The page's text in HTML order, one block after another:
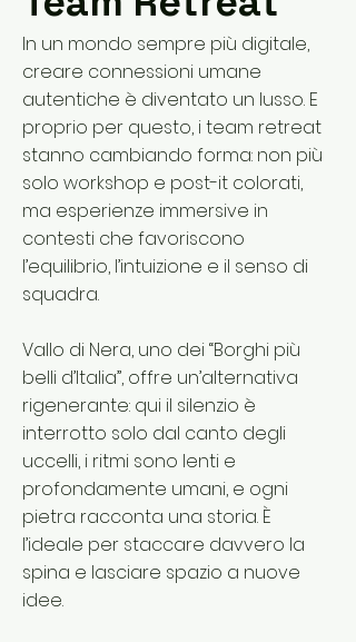
In un mondo sempre più digitale,
creare connessioni umane
autentiche è diventato un lusso. E
proprio per questo, i team retreat
stanno cambiando forma: non più
solo workshop e post-it colorati,
ma esperienze immersive in
contesti che favoriscono
l’equilibrio, l’intuizione e il senso di
squadra.
Vallo di Nera, uno dei “Borghi più
belli d’Italia”, offre un’alternativa
rigenerante: qui il silenzio è
interrotto solo dal canto degli
uccelli, i ritmi sono lenti e
profondamente umani, e ogni
pietra racconta una storia. È
l’ideale per staccare davvero la
spina e lasciare spazio a nuove
idee.